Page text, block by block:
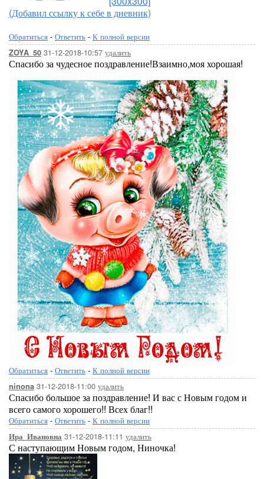
(Добавил ссылку к себе в дневник)
Обратиться - Ответить - К полной версии
ZOYA_50 31-12-2018-10:57 удалить
Спасибо за чудесное поздравление!Взаимно,моя хорошая!
Обратиться - Ответить - К полной версии
ninona 31-12-2018-11:00 удалить
Спасибо большое за поздравление! И вас с Новым годом и
всего самого хорошего!! Всех благ!!
Обратиться - Ответить - К полной версии
Ира_Ивановна 31-12-2018-11:11 удалить
С наступающим Новым годом, Ниночка!